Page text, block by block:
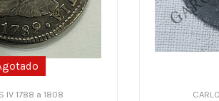
IV 1788 a 1808